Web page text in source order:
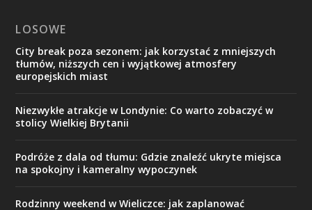
LOSOWE
City break poza sezonem: jak korzystać z mniejszych
tłumów, niższych cen i wyjątkowej atmosfery
europejskich miast
Niezwykłe atrakcje w Londynie: Co warto zobaczyć w
stolicy Wielkiej Brytanii
Podróże z dala od tłumu: Gdzie znaleźć ukryte miejsca
na spokojny i kameralny wypoczynek
Rodzinny weekend w Wieliczce: jak zaplanować